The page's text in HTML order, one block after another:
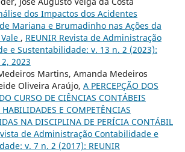
dos Impactos dos Acidentes
Mariana e Brumadinho nas Ações da
, REUNIR Revista de Administração
e Sustentabilidade: v. 13 n. 2 (2023):
2023
Martins, Amanda Medeiros
Oliveira Araújo, A PERCEPÇÃO DOS
CURSO DE CIÊNCIAS CONTÁBEIS
E COMPETÊNCIAS
NA DISCIPLINA DE PERÍCIA CONTÁBIL
de Administração Contabilidade e
v. 7 n. 2 (2017): REUNIR